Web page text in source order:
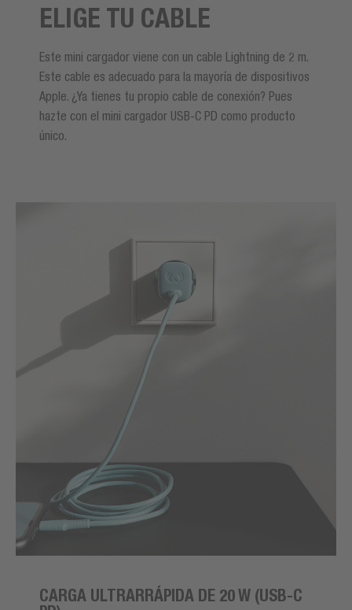
ELIGE TU CABLE
Este mini cargador viene con un cable Lightning de 2 m.
Este cable es adecuado para la mayoría de dispositivos
Apple. ¿Ya tienes tu propio cable de conexión? Pues
hazte con el mini cargador USB-C PD como producto
único.
CARGA ULTRARRÁPIDA DE 20 W (USB-C